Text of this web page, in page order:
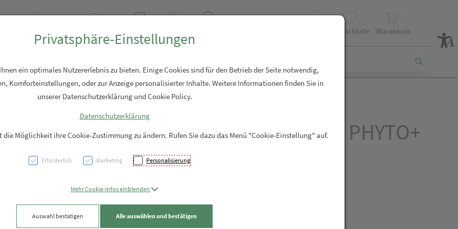
Wunschliste Warenkorb
Supradyn® ENERGY PHYTO+
Filmtabletten
39,95 EUR
Privatsphäre-Einstellungen
ein optimales Nutzererlebnis zu bieten. Einige Cookies sind für den Betrieb der Seite notwendig,
Komforteinstellungen, oder zur Anzeige personalisierter Inhalte. Weitere Informationen finden Sie in
unserer Datenschutzerklärung und Cookie Policy.
Datenschutzerklärung
die Möglichkeit ihre Cookie-Zustimmung zu ändern. Rufen Sie dazu das Menü "Cookie-Einstellung" auf.
Erforderlich Marketing Personalisierung
Mehr Cookie-Infos einblenden
Auswahl bestätigen Alle auswählen und bestätigen